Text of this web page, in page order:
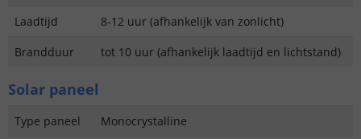
Laadtijd
8-12 uur (afhankelijk van zonlicht)
Brandduur
tot 10 uur (afhankelijk laadtijd en lichtstand)
Solar paneel
Type paneel
Monocrystalline